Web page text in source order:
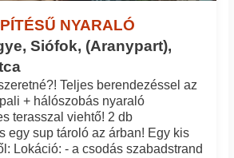
NYARALÓ
Siófok, (Aranypart),
Teljes berendezéssel az
+ hálószobás nyaraló
terasszal viehtő! 2 db
egy sup tároló az árban! Egy kis
Lokáció: - a csodás szabadstrand